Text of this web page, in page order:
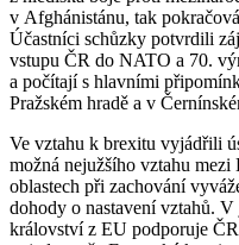
v Afghánistánu, tak
Účastníci schůzky potvrdili
vstupu ČR do NATO a 70.
a počítají s hlavními
Pražském hradě a v
Ve vztahu k brexitu vyjádřili
možná nejužšího vztahu
oblastech při zachování
dohody o nastavení vztahů.
království z EU podporuje